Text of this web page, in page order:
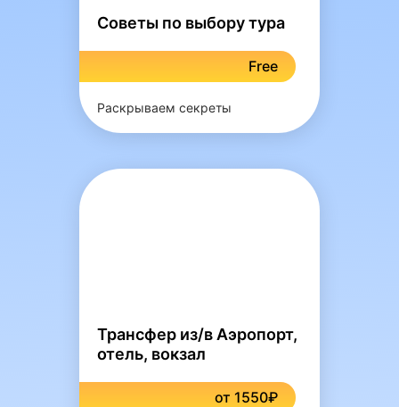
Советы по выбору тура
Free
Раскрываем секреты
Трансфер из/в Аэропорт,
отель, вокзал
от 1550₽